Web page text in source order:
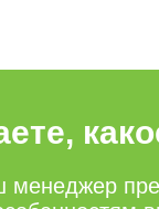
менеджер